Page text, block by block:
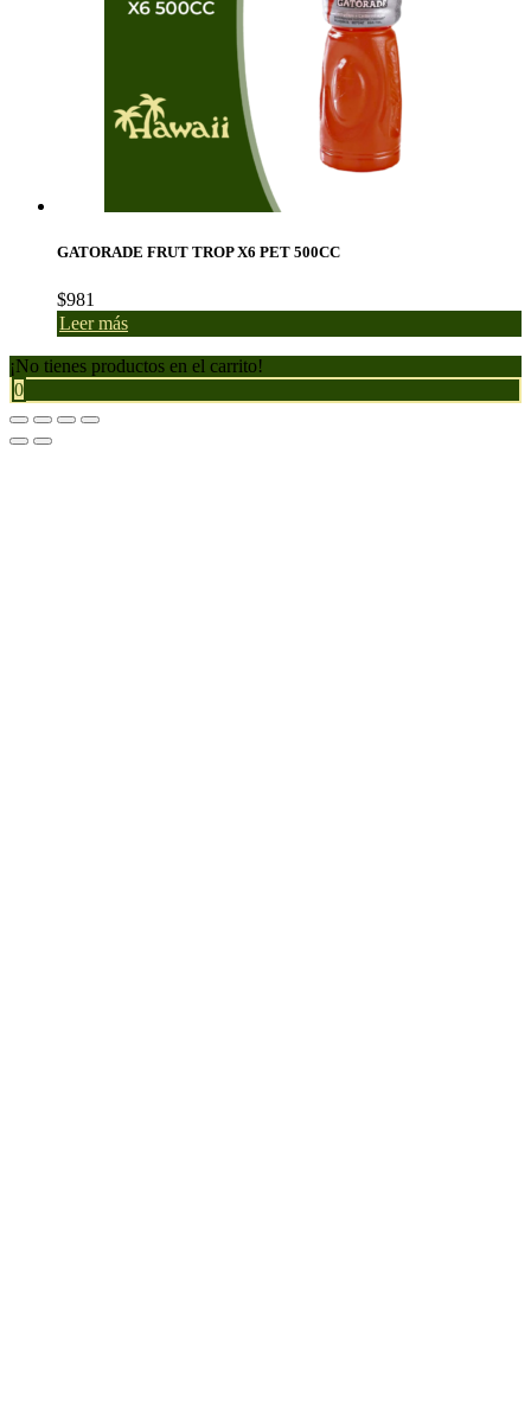
GATORADE FRUT TROP X6 PET 500CC
$981
Leer más
¡No tienes productos en el carrito!
0